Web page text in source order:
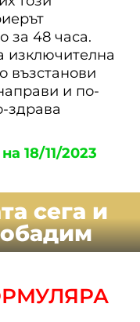
за 48 часа.
възстанови
и по-
здрава
18/11/2023
сега и